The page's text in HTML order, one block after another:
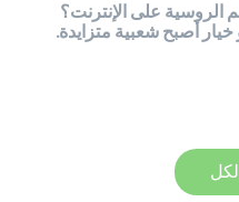
الروسية على الإنترنت؟
خيار أصبح شعبية متزايدة.